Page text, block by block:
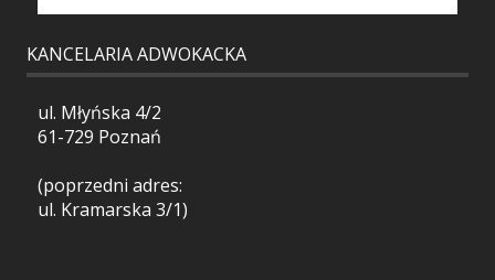
KANCELARIA ADWOKACKA
ul. Młyńska 4/2
61-729 Poznań
(poprzedni adres:
ul. Kramarska 3/1)